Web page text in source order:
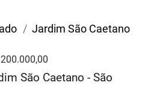
Jardim São Caetano
São Caetano - São